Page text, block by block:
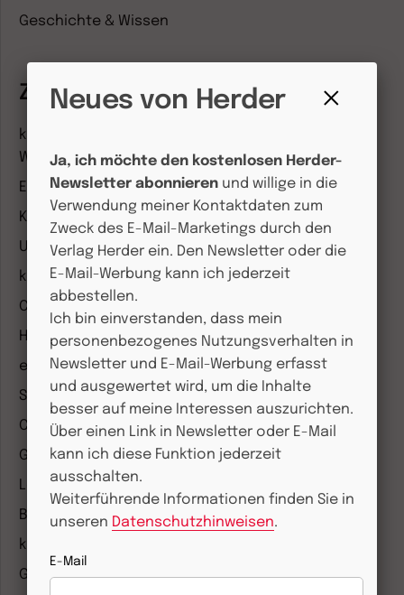
Geschichte & Wissen
Zeitschriften
kindergarten heute Fachmagazin, Leitungsheft &
Wenn Eltern Rat suchen
Entdeckungskiste
Kleinstkinder in Kita und Tagespflege
Unser Ganztag
kizz Elternwelt
CHRIST IN DER GEGENWART
Herder Korrespondenz
einfach leben
Stimmen der Zeit
COMMUNIO
Gemeinsam Glauben
Lebensspuren
Bibel lesen
kunst und kirche
Gottesdienst
Neues von Herder
Ja, ich möchte den kostenlosen Herder-
Newsletter abonnieren und willige in die
Verwendung meiner Kontaktdaten zum
Zweck des E-Mail-Marketings durch den
Verlag Herder ein. Den Newsletter oder die
E-Mail-Werbung kann ich jederzeit
abbestellen.
Ich bin einverstanden, dass mein
personenbezogenes Nutzungsverhalten in
Newsletter und E-Mail-Werbung erfasst
und ausgewertet wird, um die Inhalte
besser auf meine Interessen auszurichten.
Über einen Link in Newsletter oder E-Mail
kann ich diese Funktion jederzeit
ausschalten.
Weiterführende Informationen finden Sie in
unseren Datenschutzhinweisen.
E-Mail